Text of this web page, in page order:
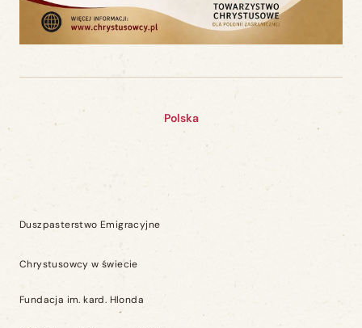
Polska
Duszpasterstwo Emigracyjne
Chrystusowcy w świecie
Fundacja im. kard. Hlonda